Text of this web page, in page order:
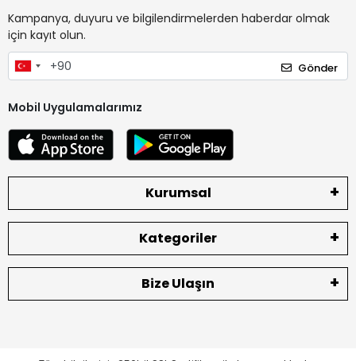
Kampanya, duyuru ve bilgilendirmelerden haberdar olmak
için kayıt olun.
Gönder
Mobil Uygulamalarımız
Kurumsal
Kategoriler
Bize Ulaşın